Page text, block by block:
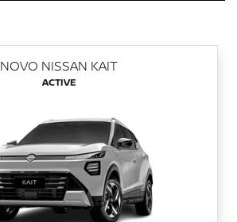
NOVO NISSAN KAIT
ACTIVE